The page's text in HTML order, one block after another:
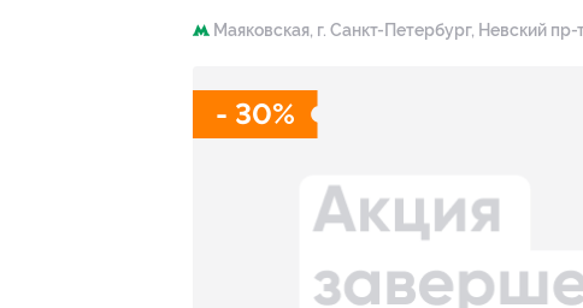
Маяковская, г. Санкт-Петербург, Невский пр-
- 30%